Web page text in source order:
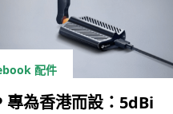
配件
為香港而設：5dBi